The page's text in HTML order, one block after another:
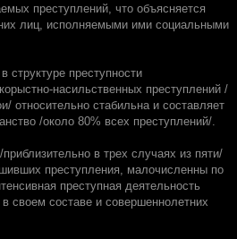
преступлений, что объясняется
лиц, исполняемыми ими социальными
преступности
насильственных преступлений /
относительно стабильна и составляет
/около 80% всех преступлений/.
в трех случаях из пяти/
преступления, малочисленны по
преступная деятельность
своем составе и совершеннолетних